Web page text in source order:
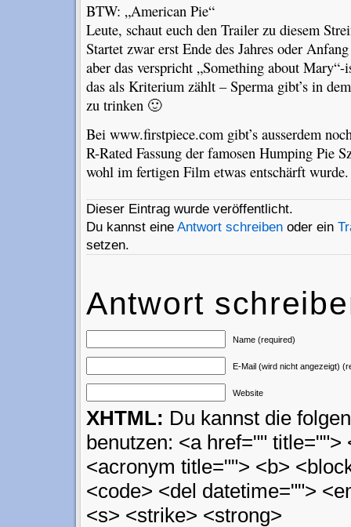
BTW: „American Pie“
Leute, schaut euch den Trailer zu diesem
Startet zwar erst Ende des Jahres oder
aber das verspricht „Something about
das als Kriterium zählt – Sperma gibt’s in
zu trinken 🙂
Bei www.firstpiece.com gibt’s ausserdem
R-Rated Fassung der famosen Humping Pie
wohl im fertigen Film etwas entschärft wurde.
Dieser Eintrag wurde veröffentlicht.
Du kannst eine Antwort schreibenoder ein
setzen.
Antwort
Name (required)
E-Mail (wird nicht angezeigt)
Website
XHTML: Du kannst die
benutzen: <a href="" title="">
<acronym title=""> <b>
<code> <del datetime="">
<s> <strike> <strong>